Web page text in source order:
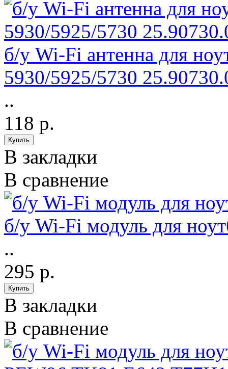
б/у Wi-Fi антенна для
5930/5925/5730
..
118 р.
В закладки
В сравнение
б/у Wi-Fi модуль для
..
295 р.
В закладки
В сравнение